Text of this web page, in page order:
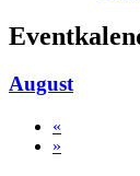
August
«
»